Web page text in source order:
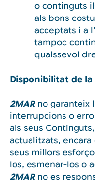
o continguts
als bons
acceptats i a
tampoc
qualssevol
Disponibilitat de la
2MARno garanteix
interrupcions o
als seus
actualitzats,
seus millors
los, esmenar-los o
2MARno es